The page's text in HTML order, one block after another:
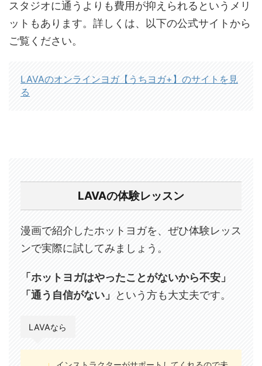
スタジオに通うよりも費用が抑えられるというメリ
ットもあります。詳しくは、以下の公式サイトから
ご覧ください。
LAVAのオンラインヨガ【うちヨガ+】のサイトを見
る
LAVAの体験レッスン
漫画で紹介したホットヨガを、ぜひ体験レッス
ンで実際に試してみましょう。
「ホットヨガはやったことがないから不安」
「通う自信がない」
という方も大丈夫です。
LAVAなら